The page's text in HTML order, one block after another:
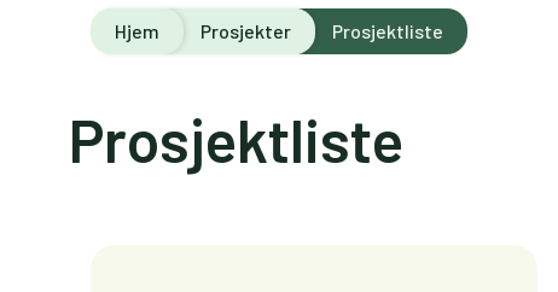
Hjem Prosjekter Prosjektliste
Prosjektliste